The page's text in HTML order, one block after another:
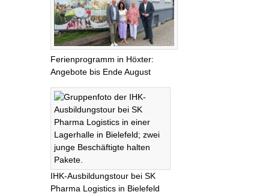
Ferienprogramm in Höxter:
Angebote bis Ende August
IHK-Ausbildungstour bei SK
Pharma Logistics in Bielefeld